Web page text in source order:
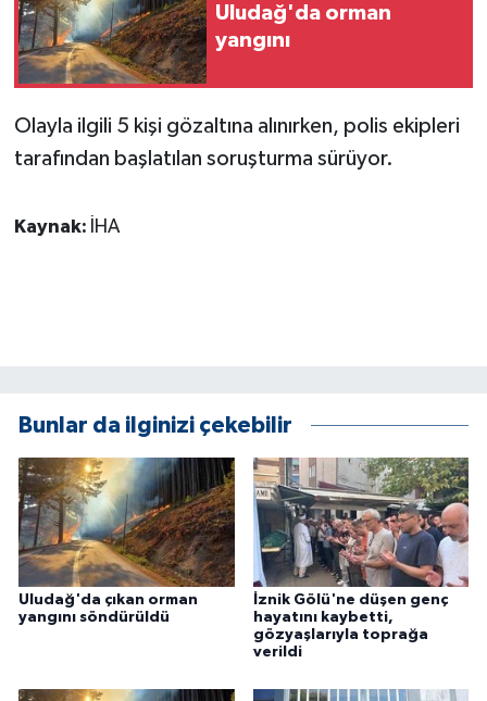
Uludağ'da orman
yangını
Olayla ilgili 5 kişi gözaltına alınırken, polis ekipleri
tarafından başlatılan soruşturma sürüyor.
Kaynak: İHA
Bunlar da ilginizi çekebilir
Uludağ'da çıkan orman
yangını söndürüldü
İznik Gölü'ne düşen genç
hayatını kaybetti,
gözyaşlarıyla toprağa
verildi